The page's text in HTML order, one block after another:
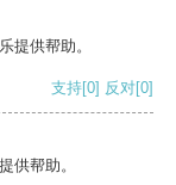
提供帮助。
支持[0] 反对[0]
供帮助。